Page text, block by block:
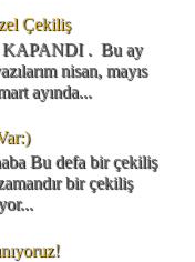
Çekiliş
KAPANDI . Bu ay
nisan, mayıs
ayında...
Bu defa bir çekiliş
bir çekiliş